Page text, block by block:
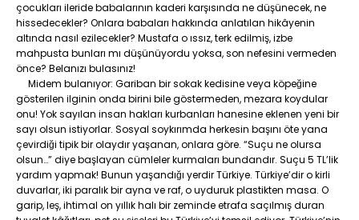
çocukları ileride babalarının kaderi karşısında ne düşünecek, ne
hissedecekler? Onlara babaları hakkında anlatılan hikâyenin
altında nasıl ezilecekler? Mustafa o ıssız, terk edilmiş, izbe
mahpusta bunları mı düşünüyordu yoksa, son nefesini vermeden
önce? Belanızı bulasınız!
Midem bulanıyor: Gariban bir sokak kedisine veya köpeğine
gösterilen ilginin onda birini bile göstermeden, mezara koydular
onu! Yok sayılan insan hakları kurbanları hanesine eklenen yeni bir
sayı olsun istiyorlar. Sosyal soykırımda herkesin başını öte yana
çevirdiği tipik bir olaydır yaşanan, onlara göre. “Suçu ne olursa
olsun…” diye başlayan cümleler kurmaları bundandır. Suçu 5 TL’lik
yardım yapmak! Bunun yaşandığı yerdir Türkiye. Türkiye’dir o kirli
duvarlar, iki paralık bir ayna ve raf, o uyduruk plastikten masa. O
garip, leş, ihtimal on yıllık halı bir zeminde etrafa saçılmış duran